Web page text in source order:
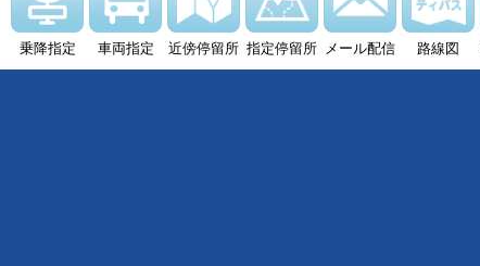
乗降指定 車両指定 近傍停留所 指定停留所 メール配信 路線図